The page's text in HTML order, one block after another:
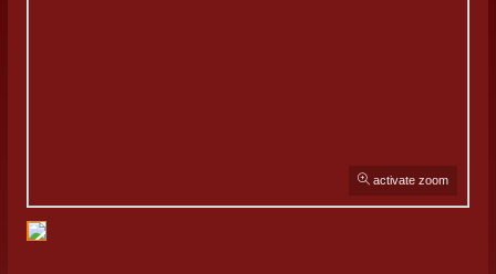
activate zoom